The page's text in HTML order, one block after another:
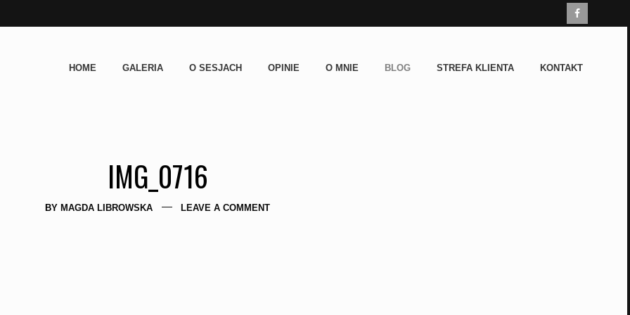
HOME GALERIA O SESJACH OPINIE O MNIE BLOG STREFA KLIENTA KONTAKT
IMG_0716
BY MAGDA LIBROWSKA LEAVE A COMMENT